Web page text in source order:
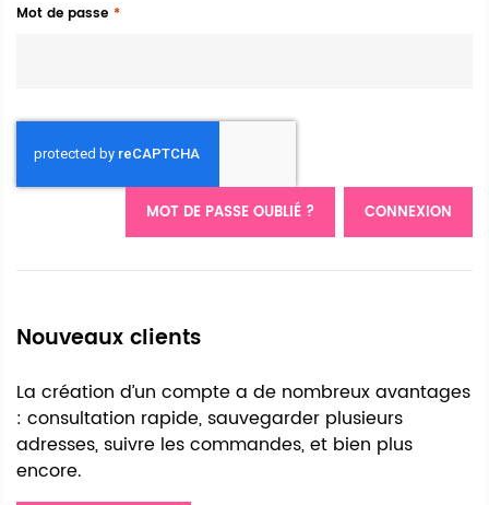
Mot de passe
CONNEXION
MOT DE PASSE OUBLIÉ ?
Nouveaux clients
La création d’un compte a de nombreux avantages
: consultation rapide, sauvegarder plusieurs
adresses, suivre les commandes, et bien plus
encore.